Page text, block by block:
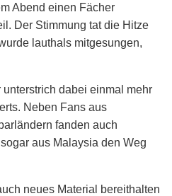
Abend einen Fächer
Der Stimmung tat die Hitze
lauthals mitgesungen,
dabei einmal mehr
Neben Fans aus
fanden auch
aus Malaysia den Weg
neues Material bereithalten